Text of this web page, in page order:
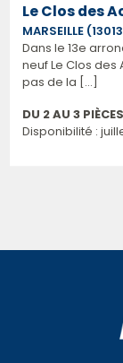
Le Clos des
MARSEILLE
Dans le 13e
neuf Le Clos
pas de la [...]
DU 2 AU 3 PIÈCES
Disponibilité :